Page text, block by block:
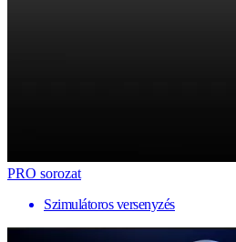
PRO sorozat
Szimulátoros versenyzés